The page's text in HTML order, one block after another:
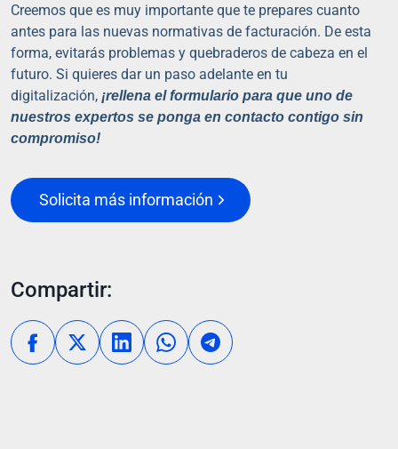
Creemos que es muy importante que te prepares cuanto
antes para las nuevas normativas de facturación. De esta
forma, evitarás problemas y quebraderos de cabeza en el
futuro. Si quieres dar un paso adelante en tu
digitalización, ¡rellena el formulario para que uno de
nuestros expertos se ponga en contacto contigo sin
compromiso!
Solicita más información
Compartir: